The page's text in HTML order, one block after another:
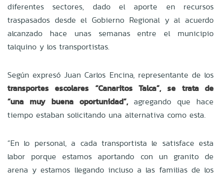
diferentes sectores, dado el aporte en recursos
traspasados desde el Gobierno Regional y al acuerdo
alcanzado hace unas semanas entre el municipio
talquino y los transportistas.
Según expresó Juan Carlos Encina, representante de los
transportes escolares “Canaritos Talca”, se trata de
“una muy buena oportunidad”,agregando que hace
tiempo estaban solicitando una alternativa como esta.
“En lo personal, a cada transportista le satisface esta
labor porque estamos aportando con un granito de
arena y estamos llegando incluso a las familias de los